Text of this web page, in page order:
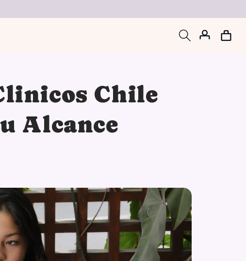
Iniciar
sesión
Carrito
Chile
Alcance